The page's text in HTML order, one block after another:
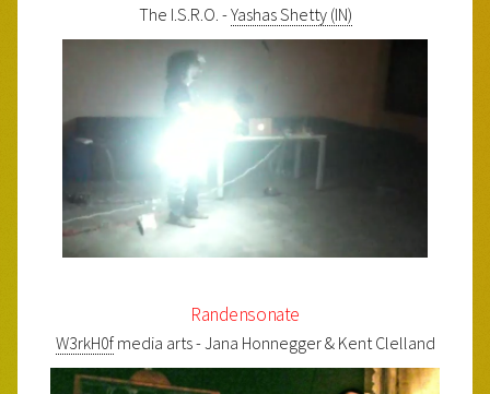
The I.S.R.O. -Yashas Shetty (IN)
Randensonate
W3rkH0fmedia arts - Jana Honnegger & Kent Clelland